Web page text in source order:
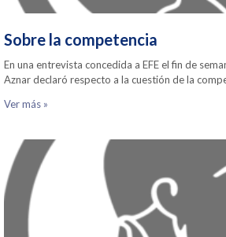
Sobre la competencia
En una entrevista concedida a EFE el fin de
Aznar declaró respecto a la cuestión de la
Ver más »